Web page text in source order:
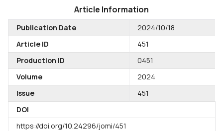
Article Information
Publication Date
2024/10/18
Article ID
451
Production ID
0451
Volume
2024
Issue
451
DOI
https://doi.org/10.24296/jomi/451